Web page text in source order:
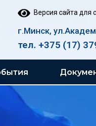
Версия сайта для
г.Минск,
тел. +375 (17)